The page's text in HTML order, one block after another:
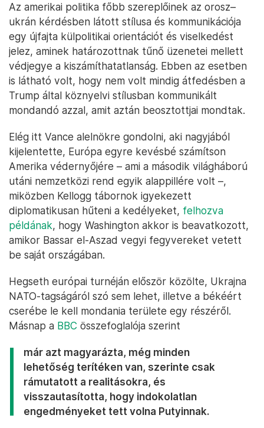
Az amerikai politika főbb szereplőinek az orosz–
ukrán kérdésben látott stílusa és kommunikációja
egy újfajta külpolitikai orientációt és viselkedést
jelez, aminek határozottnak tűnő üzenetei mellett
védjegye a kiszámíthatatlanság. Ebben az esetben
is látható volt, hogy nem volt mindig átfedésben a
Trump által köznyelvi stílusban kommunikált
mondandó azzal, amit aztán beosztottjai mondtak.
Elég itt Vance alelnökre gondolni, aki nagyjából
kijelentette, Európa egyre kevésbé számítson
Amerika védernyőjére – ami a második világháború
utáni nemzetközi rend egyik alappillére volt –,
miközben Kellogg tábornok igyekezett
diplomatikusan hűteni a kedélyeket, felhozva
példának, hogy Washington akkor is beavatkozott,
amikor Bassar el-Aszad vegyi fegyvereket vetett
be saját országában.
Hegseth európai turnéján először közölte, Ukrajna
NATO-tagságáról szó sem lehet, illetve a békéért
cserébe le kell mondania területe egy részéről.
Másnap a BBC összefoglalója szerint
már azt magyarázta, még minden
lehetőség terítéken van, szerinte csak
rámutatott a realitásokra, és
visszautasította, hogy indokolatlan
engedményeket tett volna Putyinnak.